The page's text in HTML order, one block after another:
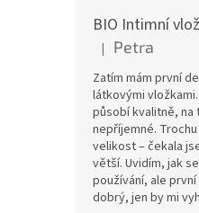
Hodnocení
| Petra
Zatím mám první
látkovými
působí kvalitně, na
nepříjemné.
velikost – čekala
větší. Uvidím, jak
používání, ale
dobrý, jen by mi